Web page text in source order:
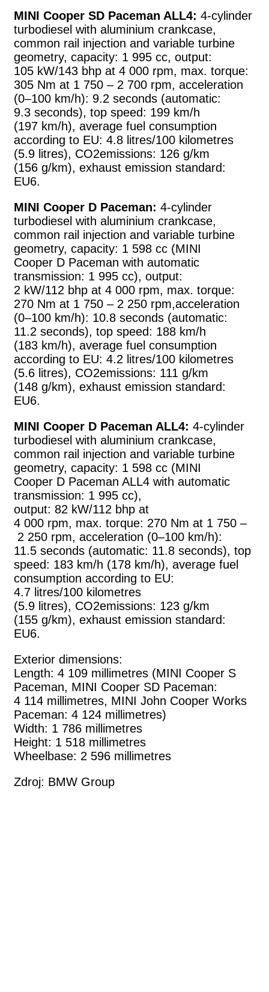
MINI Cooper SD Paceman ALL4: 4-cylinder
turbodiesel with aluminium crankcase,
common rail injection and variable turbine
geometry, capacity: 1 995 cc, output:
105 kW/143 bhp at 4 000 rpm, max. torque:
305 Nm at 1 750 – 2 700 rpm, acceleration
(0–100 km/h): 9.2 seconds (automatic:
9.3 seconds), top speed: 199 km/h
(197 km/h), average fuel consumption
according to EU: 4.8 litres/100 kilometres
(5.9 litres), CO2emissions: 126 g/km
(156 g/km), exhaust emission standard:
EU6.
MINI Cooper D Paceman: 4-cylinder
turbodiesel with aluminium crankcase,
common rail injection and variable turbine
geometry, capacity: 1 598 cc (MINI
Cooper D Paceman with automatic
transmission: 1 995 cc), output:
2 kW/112 bhp at 4 000 rpm, max. torque:
270 Nm at 1 750 – 2 250 rpm,acceleration
(0–100 km/h): 10.8 seconds (automatic:
11.2 seconds), top speed: 188 km/h
(183 km/h), average fuel consumption
according to EU: 4.2 litres/100 kilometres
(5.6 litres), CO2emissions: 111 g/km
(148 g/km), exhaust emission standard:
EU6.
MINI Cooper D Paceman ALL4: 4-cylinder
turbodiesel with aluminium crankcase,
common rail injection and variable turbine
geometry, capacity: 1 598 cc (MINI
Cooper D Paceman ALL4 with automatic
transmission: 1 995 cc),
output: 82 kW/112 bhp at
4 000 rpm, max. torque: 270 Nm at 1 750 –
2 250 rpm, acceleration (0–100 km/h):
11.5 seconds (automatic: 11.8 seconds), top
speed: 183 km/h (178 km/h), average fuel
consumption according to EU:
4.7 litres/100 kilometres
(5.9 litres), CO2emissions: 123 g/km
(155 g/km), exhaust emission standard:
EU6.
Exterior dimensions:
Length: 4 109 millimetres (MINI Cooper S
Paceman, MINI Cooper SD Paceman:
4 114 millimetres, MINI John Cooper Works
Paceman: 4 124 millimetres)
Width: 1 786 millimetres
Height: 1 518 millimetres
Wheelbase: 2 596 millimetres
Zdroj: BMW Group